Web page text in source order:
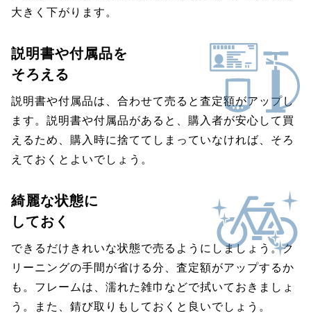
大きく下がります。
説明書や付属品を
そろえる
説明書や付属品は、合わせて売ると査定額がアップし
ます。説明書や付属品があると、購入者が安心して買
えるため、購入時に捨ててしまっていなければ、そろ
えておくとよいでしょう。
綺麗な状態に
しておく
できるだけきれいな状態で売るようにしましょう。ク
リーニングの手間が省ける分、査定額がアップするか
も。フレームは、濡れた雑巾などで拭いておきましょ
う。また、錆び取りもしておくと良いでしょう。